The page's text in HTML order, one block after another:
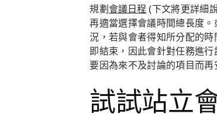
規劃 會議日程 (下文將更詳細
再適當選擇會議時間總長度
況，若與會者得知所分配的
即結束，因此會針對任務進
要因為來不及討論的項目而再
試試站立